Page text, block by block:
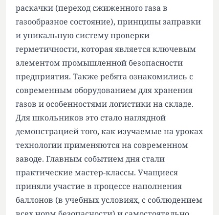
раскачки (переход сжиженного газа в
газообразное состояние), принципы заправки
и уникальную систему проверки
герметичности, которая является ключевым
элементом промышленной безопасности
предприятия. Также ребята ознакомились с
современным оборудованием для хранения
газов и особенностями логистики на складе.
Для школьников это стало наглядной
демонстрацией того, как изучаемые на уроках
технологии применяются на современном
заводе. Главным событием дня стали
практические мастер-классы. Учащиеся
приняли участие в процессе наполнения
баллонов (в учебных условиях, с соблюдением